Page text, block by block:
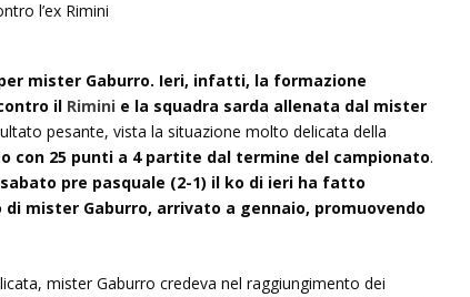
mister Gaburro. Ieri, infatti, la formazione
il Riminie la squadra sarda allenata dal mister
pesante, vista la situazione molto delicata della
con 25 punti a 4 partite dal termine del campionato.
pre pasquale (2-1) il ko di ieri ha fatto
mister Gaburro, arrivato a gennaio, promuovendo
mister Gaburro credeva nel raggiungimento dei